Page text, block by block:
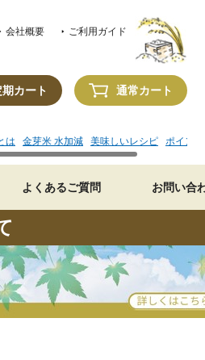
会社概要 ご利用ガイド
期カート 通常カート
は 金芽米 水加減 美味しいレシピ ポイント
よくあるご質問 お問い合